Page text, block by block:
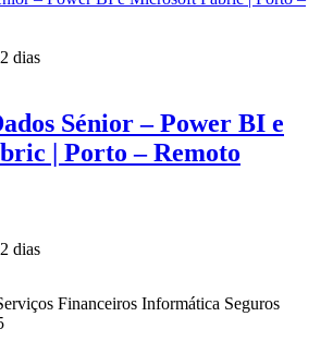
dias
Sénior – Power BI e
| Porto – Remoto
dias
Financeiros Informática Seguros